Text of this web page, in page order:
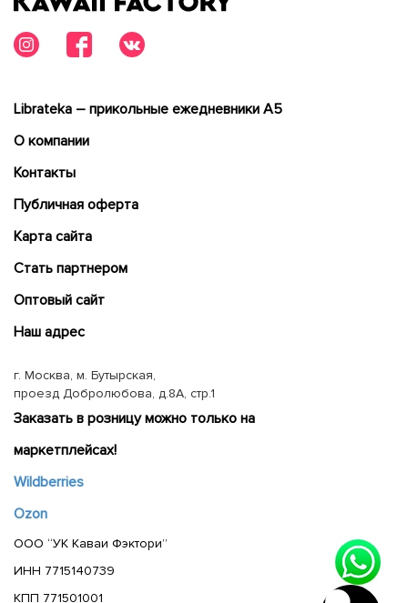
Librateka – прикольные ежедневники А5
О компании
Контакты
Публичная оферта
Карта сайта
Cтать партнером
Оптовый сайт
Наш адрес
г. Москва, м. Бутырская,
проезд Добролюбова, д.8А, стр.1
Заказать в розницу можно только на
маркетплейсах!
Wildberries
Ozon
ООО “УК Каваи Фэктори”
ИНН 7715140739
КПП 771501001